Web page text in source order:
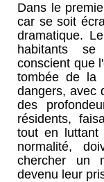
Dans le
car se soit
dramatique.
habitants
conscient que
tombée de la
dangers, avec
des
résidents,
tout en luttant
normalité,
chercher un
devenu leur